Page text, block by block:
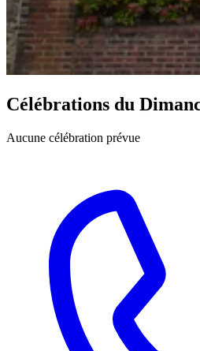
Célébrations du
Aucune célébration prévue